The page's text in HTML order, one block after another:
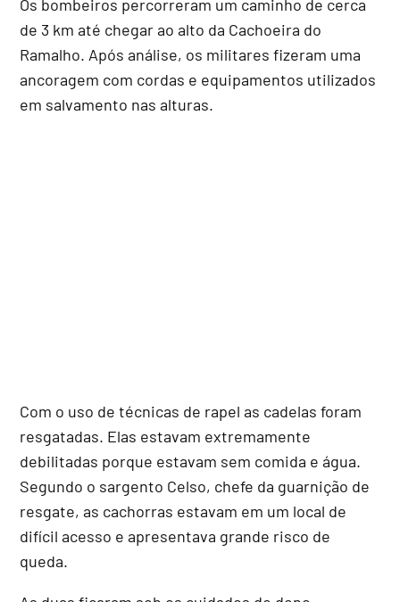
Os bombeiros percorreram um caminho de cerca
de 3 km até chegar ao alto da Cachoeira do
Ramalho. Após análise, os militares fizeram uma
ancoragem com cordas e equipamentos utilizados
em salvamento nas alturas.
Com o uso de técnicas de rapel as cadelas foram
resgatadas. Elas estavam extremamente
debilitadas porque estavam sem comida e água.
Segundo o sargento Celso, chefe da guarnição de
resgate, as cachorras estavam em um local de
difícil acesso e apresentava grande risco de
queda.